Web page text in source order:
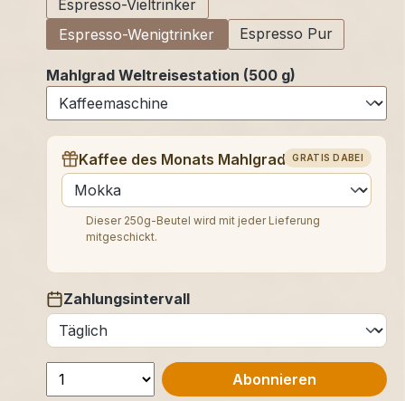
Espresso-Vieltrinker
Espresso-Wenigtrinker
Espresso Pur
Mahlgrad Weltreisestation (500 g)
GRATIS DABEI
Kaffee des Monats Mahlgrad (250 g)
auswählen
Dieser 250g-Beutel wird mit jeder Lieferung
mitgeschickt.
Zahlungsintervall
auswählen
Abonnieren